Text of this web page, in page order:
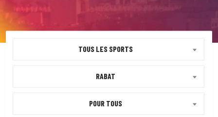
TOUS LES SPORTS
RABAT
POUR TOUS